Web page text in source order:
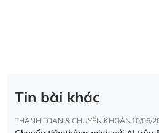
Tin bài khác
THANH TOÁN & CHUYỂN KHOẢN 10/06/